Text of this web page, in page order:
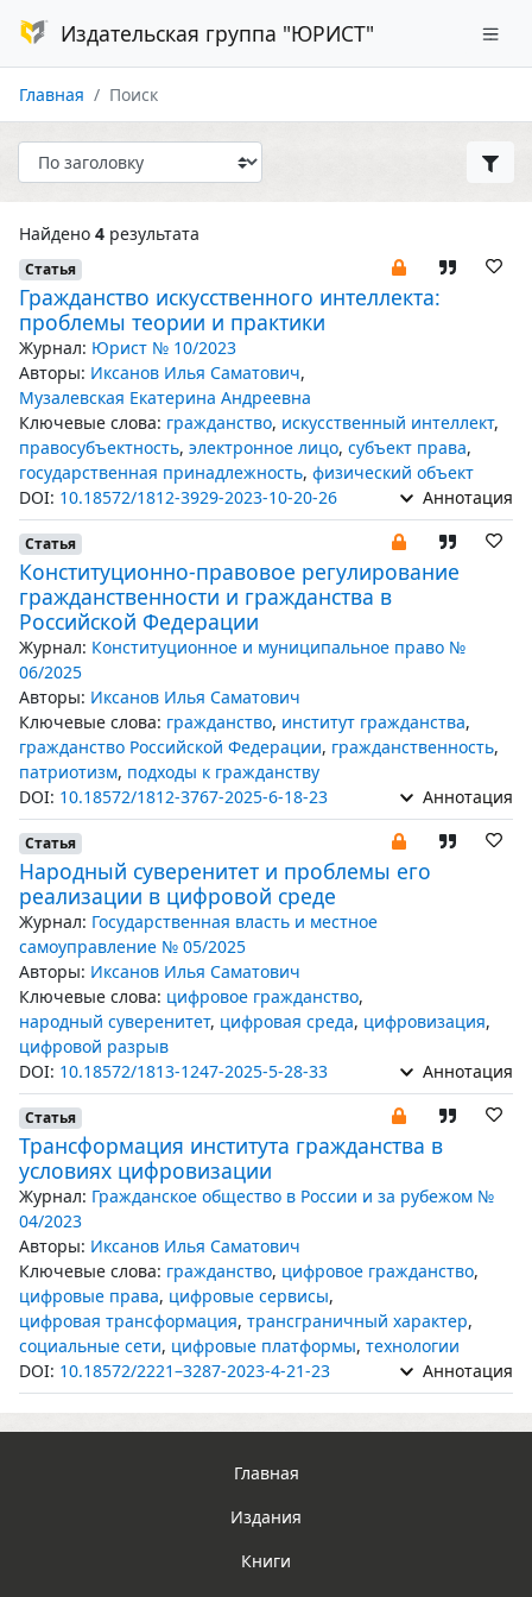
Издательская группа "ЮРИСТ"
Главная Поиск
Найдено 4 результата
Статья
Гражданство искусственного интеллекта:
проблемы теории и практики
Журнал: Юрист № 10/2023
Авторы: Иксанов Илья Саматович,
Музалевская Екатерина Андреевна
Ключевые слова: гражданство, искусственный интеллект,
правосубъектность, электронное лицо, субъект права,
государственная принадлежность, физический объект
DOI: 10.18572/1812-3929-2023-10-20-26 Аннотация
Статья
Конституционно-правовое регулирование
гражданственности и гражданства в
Российской Федерации
Журнал: Конституционное и муниципальное право №
06/2025
Авторы: Иксанов Илья Саматович
Ключевые слова: гражданство, институт гражданства,
гражданство Российской Федерации, гражданственность,
патриотизм, подходы к гражданству
DOI: 10.18572/1812-3767-2025-6-18-23 Аннотация
Статья
Народный суверенитет и проблемы его
реализации в цифровой среде
Журнал: Государственная власть и местное
самоуправление № 05/2025
Авторы: Иксанов Илья Саматович
Ключевые слова: цифровое гражданство,
народный суверенитет, цифровая среда, цифровизация,
цифровой разрыв
DOI: 10.18572/1813-1247-2025-5-28-33 Аннотация
Статья
Трансформация института гражданства в
условиях цифровизации
Журнал: Гражданское общество в России и за рубежом №
04/2023
Авторы: Иксанов Илья Саматович
Ключевые слова: гражданство, цифровое гражданство,
цифровые права, цифровые сервисы,
цифровая трансформация, трансграничный характер,
социальные сети, цифровые платформы, технологии
DOI: 10.18572/2221–3287-2023-4-21-23 Аннотация
Главная
Издания
Книги